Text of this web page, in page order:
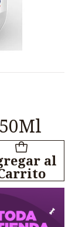
al